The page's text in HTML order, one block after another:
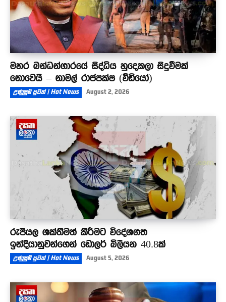
මහර බන්ධන්ගාරයේ සිද්ධිය හුදෙකලා සිදුවීමක්
නොවෙයි – නාමල් රාජපක්ෂ (වීඩියෝ)
උණුසුම් පුවත් | Hot News August 2, 2026
රුපියල ශක්තිමත් කිරීමට විදේශගත
ඉන්දියානුවන්ගෙන් ඩොලර් බිලියන 40.8ක්
උණුසුම් පුවත් | Hot News August 5, 2026